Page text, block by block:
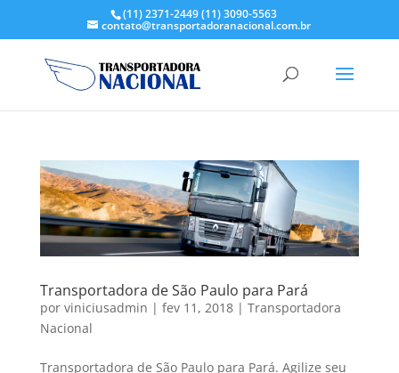
(11) 2371-2449(11) 3090-5563
contato@transportadoranacional.com.br
Transportadora de São Paulo para Pará
por viniciusadmin | fev 11, 2018| Transportadora
Nacional
Transportadora de São Paulo para Pará. Agilize seu